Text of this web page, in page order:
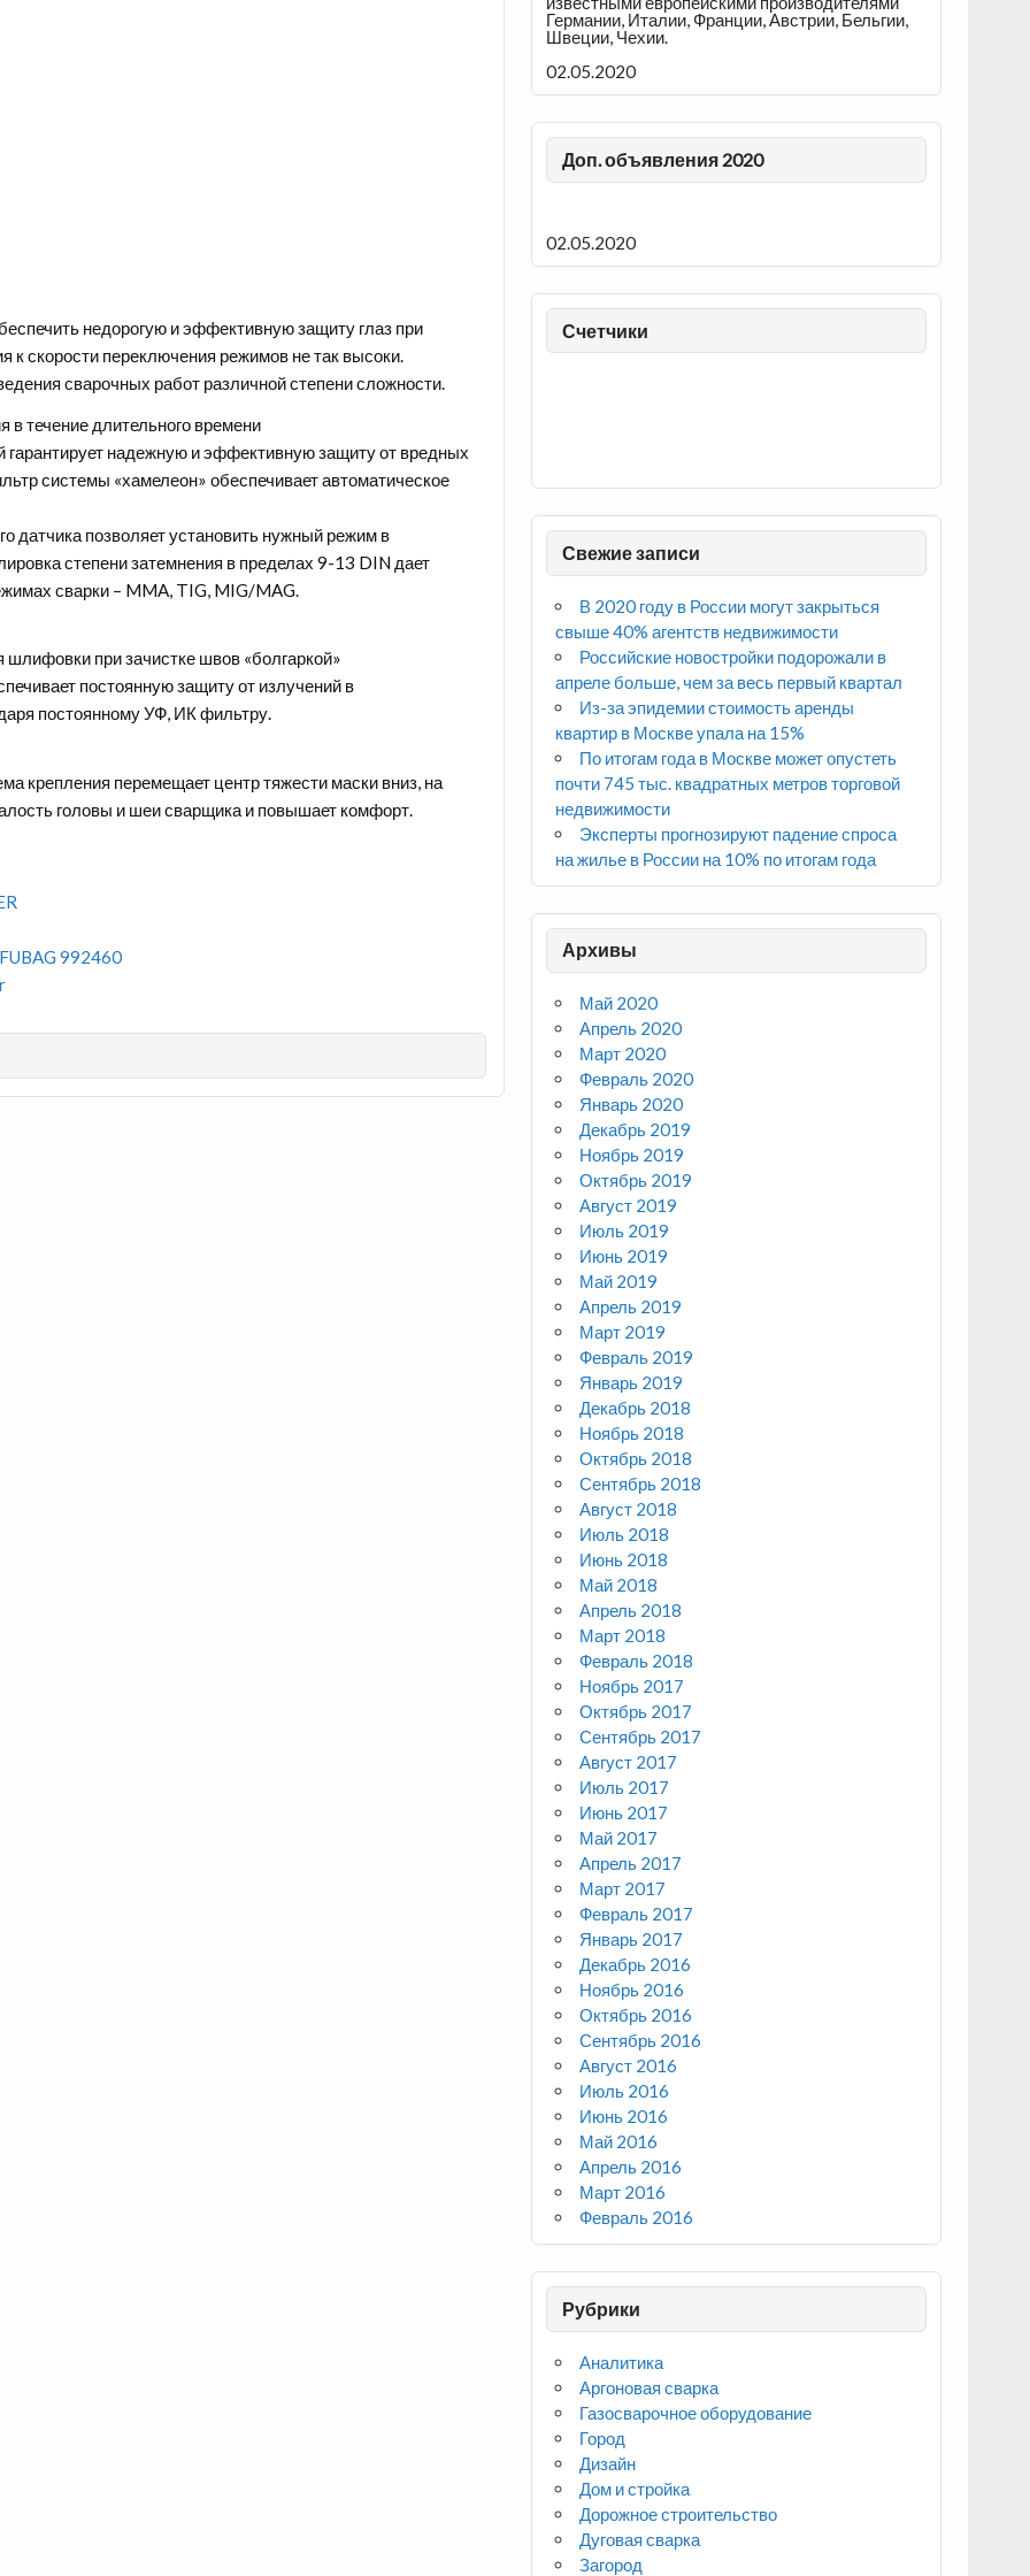
недорогую и эффективную защиту глаз при
к скорости переключения режимов не так высоки.
сварочных работ различной степени сложности.
в течение длительного времени
гарантирует надежную и эффективную защиту от вредных
системы «хамелеон» обеспечивает автоматическое
датчика позволяет установить нужный режим в
степени затемнения в пределах 9-13 DIN дает
сварки – MMA, TIG, MIG/MAG.
при зачистке швов «болгаркой»
постоянную защиту от излучений в
постоянному УФ, ИК фильтру.
крепления перемещает центр тяжести маски вниз, на
головы и шеи сварщика и повышает комфорт.
992460
Германии, Италии, Франции, Австрии, Бельгии,
Швеции, Чехии.
02.05.2020
Доп. объявления 2020
02.05.2020
Счетчики
Свежие записи
В 2020 году в России могут закрыться
свыше 40% агентств недвижимости
Российские новостройки подорожали в
апреле больше, чем за весь первый квартал
Из-за эпидемии стоимость аренды
квартир в Москве упала на 15%
По итогам года в Москве может опустеть
почти 745 тыс. квадратных метров торговой
недвижимости
Эксперты прогнозируют падение спроса
на жилье в России на 10% по итогам года
Архивы
Май 2020
Апрель 2020
Март 2020
Февраль 2020
Январь 2020
Декабрь 2019
Ноябрь 2019
Октябрь 2019
Август 2019
Июль 2019
Июнь 2019
Май 2019
Апрель 2019
Март 2019
Февраль 2019
Январь 2019
Декабрь 2018
Ноябрь 2018
Октябрь 2018
Сентябрь 2018
Август 2018
Июль 2018
Июнь 2018
Май 2018
Апрель 2018
Март 2018
Февраль 2018
Ноябрь 2017
Октябрь 2017
Сентябрь 2017
Август 2017
Июль 2017
Июнь 2017
Май 2017
Апрель 2017
Март 2017
Февраль 2017
Январь 2017
Декабрь 2016
Ноябрь 2016
Октябрь 2016
Сентябрь 2016
Август 2016
Июль 2016
Июнь 2016
Май 2016
Апрель 2016
Март 2016
Февраль 2016
Рубрики
Аналитика
Аргоновая сварка
Газосварочное оборудование
Город
Дизайн
Дом и стройка
Дорожное строительство
Дуговая сварка
Загород